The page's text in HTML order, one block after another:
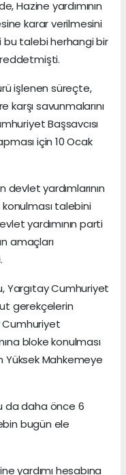
Hazine yardımının
karar verilmesini
talebi herhangi bir
işlenen süreçte,
karşı savunmalarını
Başsavcısı
için 10 Ocak
devlet yardımlarının
talebini
yardımının parti
amaçları
Yargıtay Cumhuriyet
gerekçelerin
Cumhuriyet
bloke konulması
Yüksek Mahkemeye
da daha önce 6
bugün ele
yardımı hesabına